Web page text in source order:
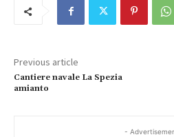
Previous article
Cantiere navale La Spezia
amianto
-